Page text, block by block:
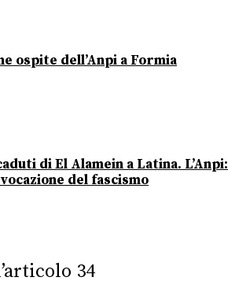
ospite dell’Anpi a Formia
di El Alamein a Latina. L’Anpi:
del fascismo
34